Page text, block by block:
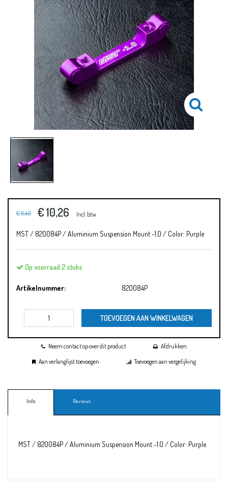
€ 11,40 € 10,26 Incl. btw
MST / 820084P / Aluminium Suspension Mount -1.0 / Color: Purple
Op voorraad 2 stuks
Artikelnummer: 820084P
TOEVOEGEN AAN WINKELWAGEN
Neem contact op over dit product
Afdrukken
Aan verlanglijst toevoegen
Toevoegen aan vergelijking
Info Reviews
MST / 820084P / Aluminium Suspension Mount -1.0 / Color: Purple